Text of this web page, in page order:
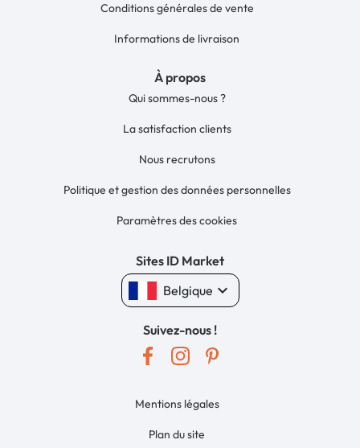
Conditions générales de vente
Informations de livraison
À propos
Qui sommes-nous ?
La satisfaction clients
Nous recrutons
Politique et gestion des données personnelles
Paramètres des cookies
Sites ID Market
Belgique keyboard_arrow_down
Suivez-nous !
Mentions légales
Plan du site